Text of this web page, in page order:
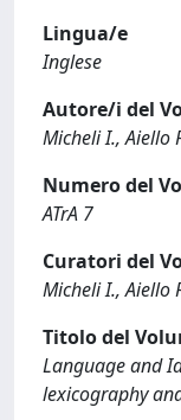
Lingua/e
Inglese
Autore/i del
Micheli I., Aiello
Numero del
ATrA 7
Curatori del
Micheli I., Aiello
Titolo del
Language and
lexicography